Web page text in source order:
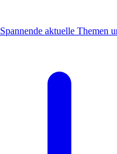
Spannende aktuelle Themen